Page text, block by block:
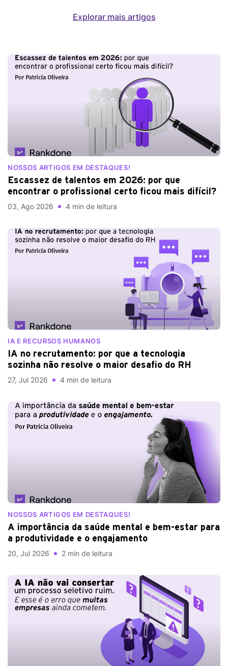
Explorar mais artigos
NOSSOS ARTIGOS EM DESTAQUES!
Escassez de talentos em 2026: por que
encontrar o profissional certo ficou mais difícil?
03, Ago 2026 4 min de leitura
IA E RECURSOS HUMANOS
IA no recrutamento: por que a tecnologia
sozinha não resolve o maior desafio do RH
27, Jul 2026 4 min de leitura
NOSSOS ARTIGOS EM DESTAQUES!
A importância da saúde mental e bem-estar para
a produtividade e o engajamento
20, Jul 2026 2 min de leitura